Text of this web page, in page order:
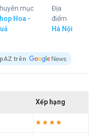
mục
Hoa -
Địa
điểm
Hà Nội
trên
Xếp hạng